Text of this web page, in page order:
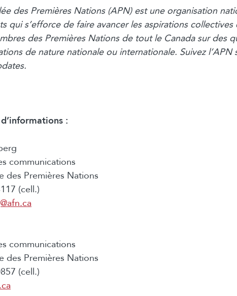
des Premières Nations (APN) est une organisation
qui s’efforce de faire avancer les aspirations
des Premières Nations de tout le Canada sur des
de nature nationale ou internationale. Suivez l’APN
:
communications
des Premières Nations
(cell.)
communications
des Premières Nations
(cell.)